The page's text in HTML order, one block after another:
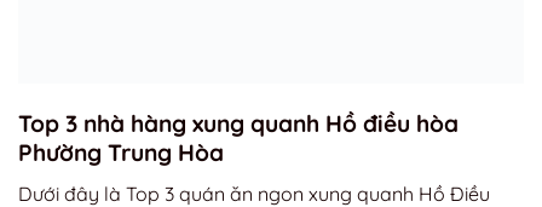
Top 3 nhà hàng xung quanh Hồ điều hòa
Phường Trung Hòa
Dưới đây là Top 3 quán ăn ngon xung quanh Hồ Điều